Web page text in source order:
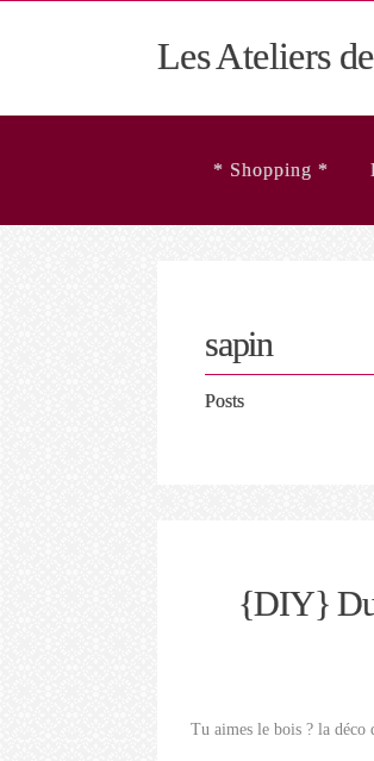
Les Ateliers
* Shopping *
sapin
Posts
{DIY} Du
Tu aimes le bois ? la